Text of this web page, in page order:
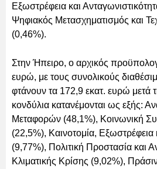
Εξωστρέφεια και
Ψηφιακός Μετασχηματισμός και
(0,46%).
Στην Ήπειρο, ο αρχικός
ευρώ, με τους συνολικούς
φτάνουν τα 172,9 εκατ. ευρώ μετά
κονδύλια κατανέμονται ως εξής:
Μεταφορών (48,1%), Κοινωνική
(22,5%), Καινοτομία, Εξωστρέφεια
(9,77%), Πολιτική Προστασία και
Κλιματικής Κρίσης (9,02%),